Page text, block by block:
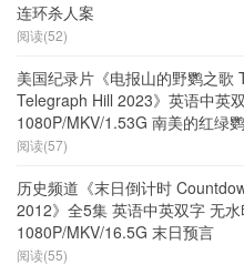
连环杀人案
阅读(52)
美国纪录片《电报山的野鹦之歌
Telegraph Hill 2023》英语中英
1080P/MKV/1.53G 南美的红绿
阅读(57)
历史频道《末日倒计时
2012》全5集 英语中英双字 无
1080P/MKV/16.5G 末日预言
阅读(55)